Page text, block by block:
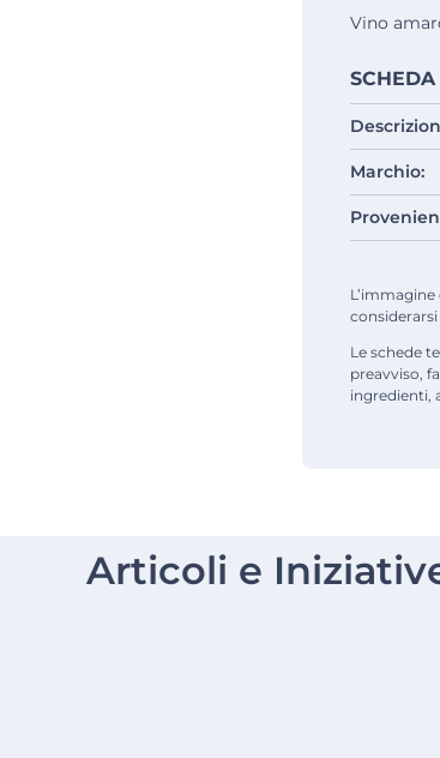
Vino
Marchio:
Le schede
preavviso,
ingredienti,
Articoli e